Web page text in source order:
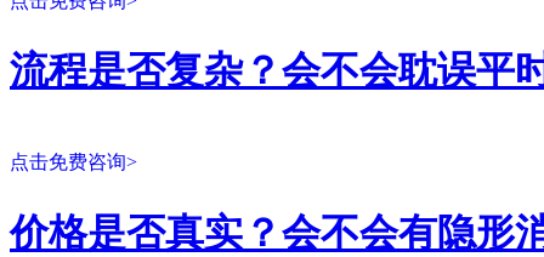
流程是否复杂？会不会耽误平
点击免费咨询>
价格是否真实？会不会有隐形